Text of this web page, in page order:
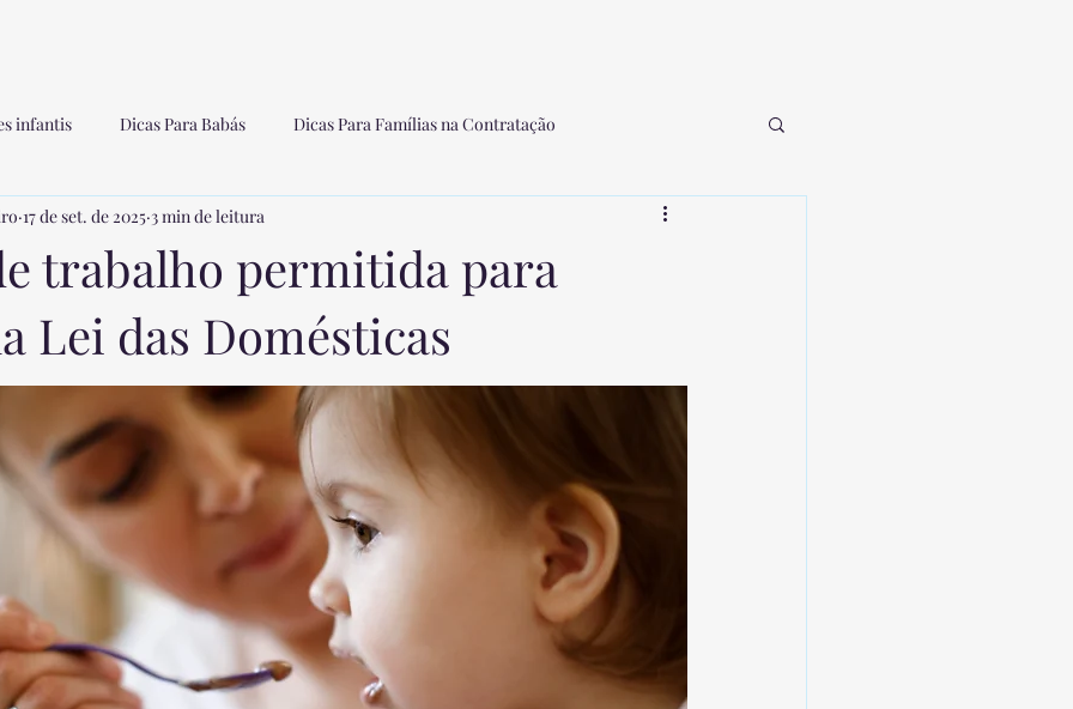
infantis Dicas Para Babás Dicas Para Famílias na Contratação
com crianças Rotina de Sono
Babás Desenvolvimento Infantil Custos na Contratação da Babá
trabalho permitida para
Lei das Domésticas
17 de set. de 2025 3 min de leitura